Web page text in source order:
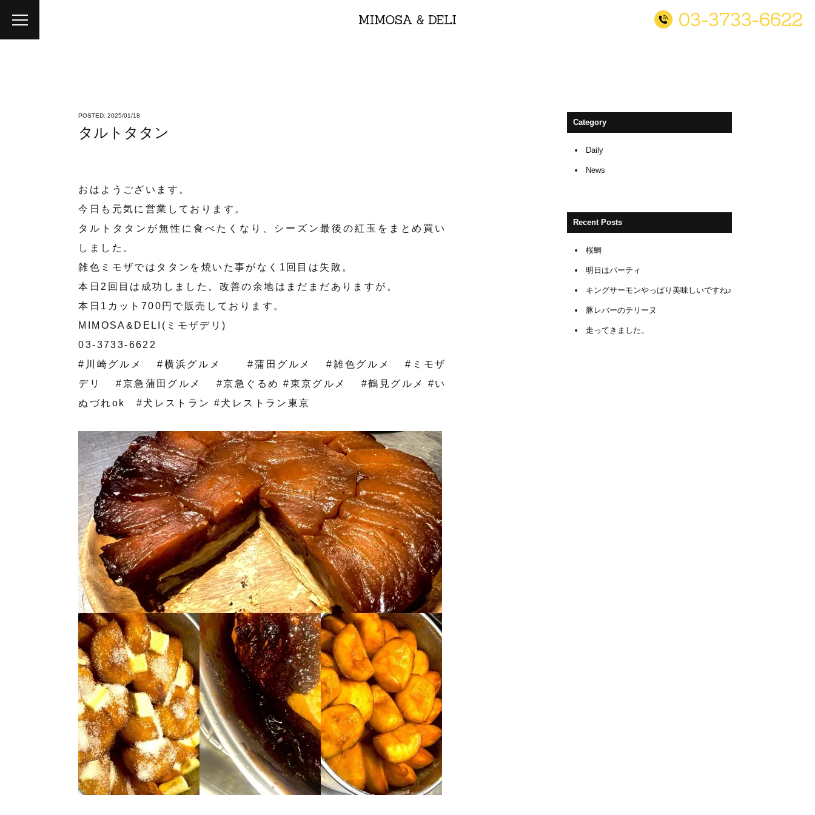
03-3733-6622
POSTED: 2025/01/18
タルトタタン
おはようございます。
今日も元気に営業しております。
タルトタタンが無性に食べたくなり、シーズン最後の紅玉をまとめ買い
しました。
雑色ミモザではタタンを焼いた事がなく1回目は失敗。
本日2回目は成功しました。改善の余地はまだまだありますが。
本日1カット700円で販売しております。
MIMOSA&DELI(ミモザデリ)
03-3733-6622
#川崎グルメ #横浜グルメ #蒲田グルメ #雑色グルメ #ミモザ
デリ #京急蒲田グルメ #京急ぐるめ #東京グルメ #鶴見グルメ #い
ぬづれok #犬レストラン #犬レストラン東京
Category
Daily
News
Recent Posts
桜鯛
明日はパーティ
キングサーモンやっぱり美味しいですね♪
豚レバーのテリーヌ
走ってきました。